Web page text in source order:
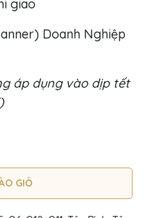
giao
Doanh Nghiệp
áp dụng vào dịp tết
GIỎ